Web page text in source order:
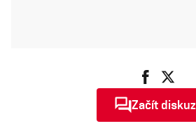
Začít